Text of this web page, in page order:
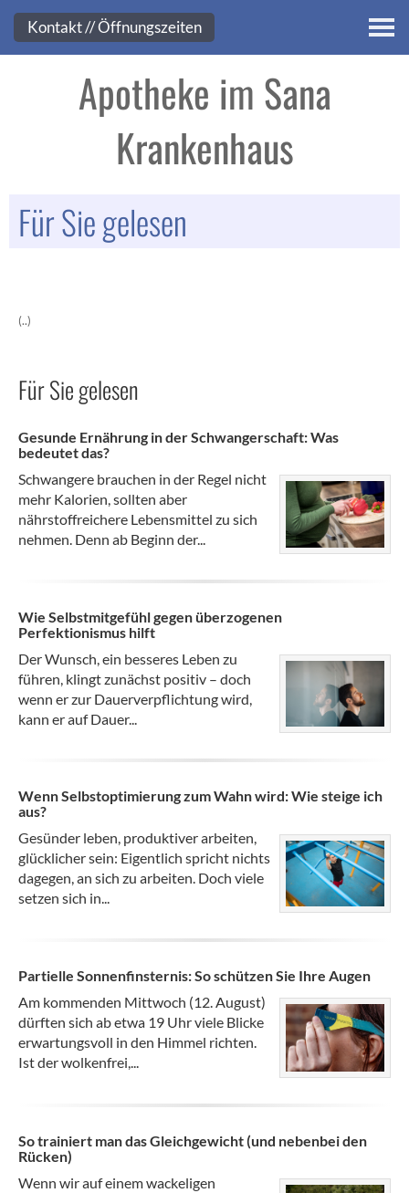
Kontakt
Apotheke im Sana
Krankenhaus
Für Sie gelesen
(..)
Für Sie gelesen
Gesunde Ernährung in der Schwangerschaft: Was
bedeutet das?
Schwangere brauchen in der Regel nicht
mehr Kalorien, sollten aber
nährstoffreichere Lebensmittel zu sich
nehmen. Denn ab Beginn der...
Wie Selbstmitgefühl gegen überzogenen
Perfektionismus hilft
Der Wunsch, ein besseres Leben zu
führen, klingt zunächst positiv – doch
wenn er zur Dauerverpflichtung wird,
kann er auf Dauer...
Wenn Selbstoptimierung zum Wahn wird: Wie steige ich
aus?
Gesünder leben, produktiver arbeiten,
glücklicher sein: Eigentlich spricht nichts
dagegen, an sich zu arbeiten. Doch viele
setzen sich in...
Partielle Sonnenfinsternis: So schützen Sie Ihre Augen
Am kommenden Mittwoch (12. August)
dürften sich ab etwa 19 Uhr viele Blicke
erwartungsvoll in den Himmel richten.
Ist der wolkenfrei,...
So trainiert man das Gleichgewicht (und nebenbei den
Rücken)
Wenn wir auf einem wackeligen
Kontakt // Öffnungszeiten